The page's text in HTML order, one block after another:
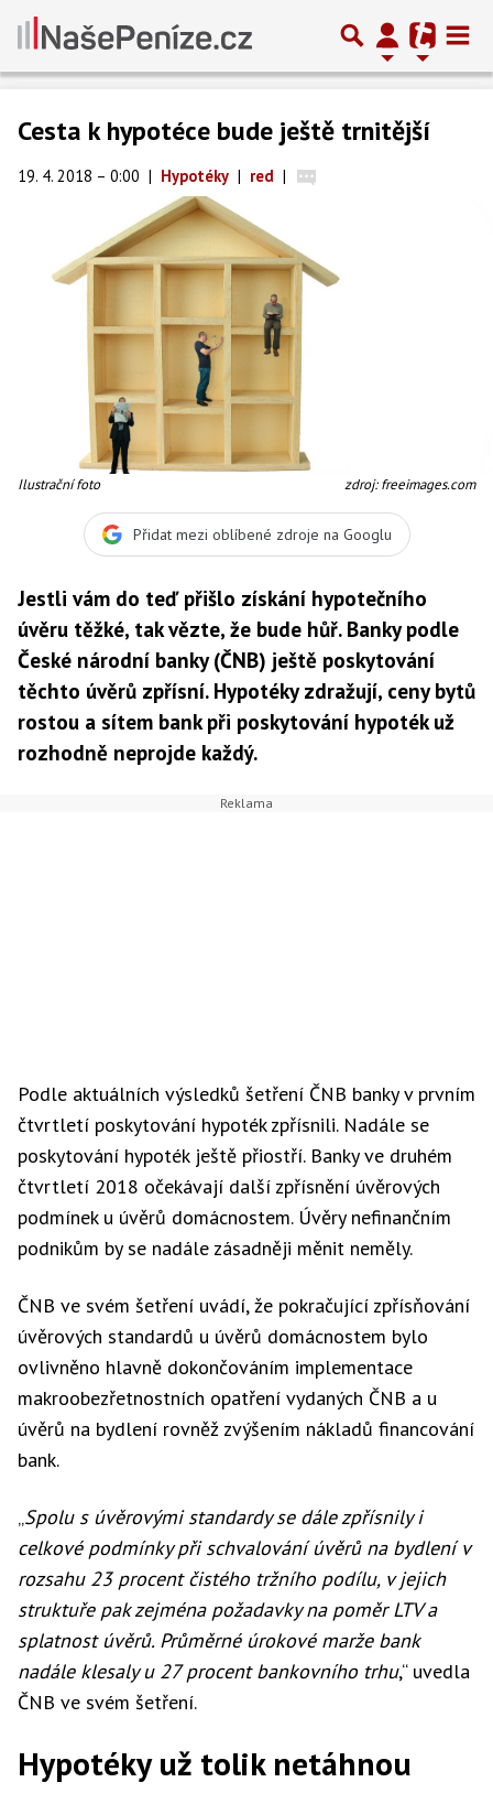
Cesta k hypotéce bude ještě trnitější
19. 4. 2018 – 0:00 | Hypotéky | red |
Ilustrační foto zdroj: freeimages.com
Přidat mezi oblíbené zdroje na Googlu
Jestli vám do teď přišlo získání hypotečního
úvěru těžké, tak vězte, že bude hůř. Banky podle
České národní banky (ČNB) ještě poskytování
těchto úvěrů zpřísní. Hypotéky zdražují, ceny bytů
rostou a sítem bank při poskytování hypoték už
rozhodně neprojde každý.
Podle aktuálních výsledků šetření ČNB banky v prvním
čtvrtletí poskytování hypoték zpřísnili. Nadále se
poskytování hypoték ještě přiostří. Banky ve druhém
čtvrtletí 2018 očekávají další zpřísnění úvěrových
podmínek u úvěrů domácnostem. Úvěry nefinančním
podnikům by se nadále zásadněji měnit neměly.
ČNB ve svém šetření uvádí, že pokračující zpřísňování
úvěrových standardů u úvěrů domácnostem bylo
ovlivněno hlavně dokončováním implementace
makroobezřetnostních opatření vydaných ČNB a u
úvěrů na bydlení rovněž zvýšením nákladů financování
bank.
„Spolu s úvěrovými standardy se dále zpřísnily i
celkové podmínky při schvalování úvěrů na bydlení v
rozsahu 23 procent čistého tržního podílu, v jejich
struktuře pak zejména požadavky na poměr LTV a
splatnost úvěrů. Průměrné úrokové marže bank
nadále klesaly u 27 procent bankovního trhu,“ uvedla
ČNB ve svém šetření.
Hypotéky už tolik netáhnou